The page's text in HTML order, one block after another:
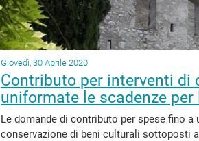
Giovedì, 30 Aprile 2020
Contributo per interventi di
uniformate le scadenze per
Le domande di contributo per spese fino
conservazione di beni culturali sottoposti